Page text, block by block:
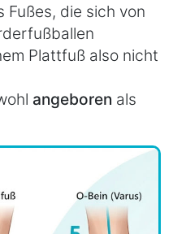
Fußes, die sich von
Plattfuß also nicht
angeboren als